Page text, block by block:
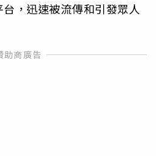
，迅速被流傳和引發眾人